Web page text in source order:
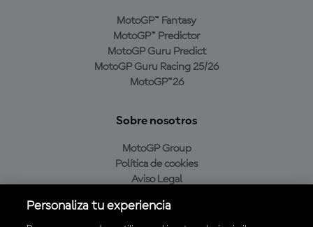
MotoGP™ Fantasy
MotoGP™ Predictor
MotoGP Guru Predict
MotoGP Guru Racing 25/26
MotoGP™26
Sobre nosotros
MotoGP Group
Política de cookies
Aviso Legal
Política de compra
Personaliza tu experiencia